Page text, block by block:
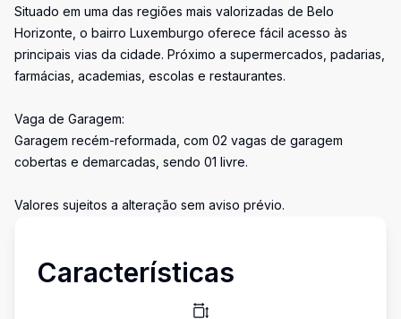
Situado em uma das regiões mais valorizadas de Belo
Horizonte, o bairro Luxemburgo oferece fácil acesso às
principais vias da cidade. Próximo a supermercados, padarias,
farmácias, academias, escolas e restaurantes.
Vaga de Garagem:
Garagem recém-reformada, com 02 vagas de garagem
cobertas e demarcadas, sendo 01 livre.
Valores sujeitos a alteração sem aviso prévio.
Características